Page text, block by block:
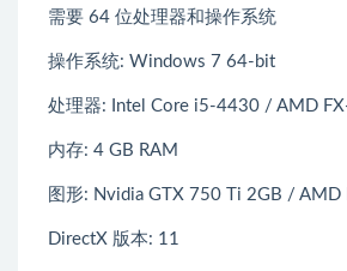
需要 64 位处理器和操作系统
操作系统: Windows 7 64-bit
处理器: Intel Core i5-4430 / AMD
内存: 4 GB RAM
图形: Nvidia GTX 750 Ti 2GB / AMD
DirectX 版本: 11